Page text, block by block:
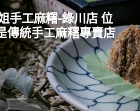
手工麻糬-綠川店 位
傳統手工麻糬專賣店